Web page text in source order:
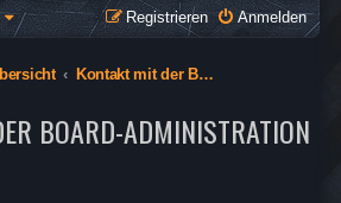
Anmelden
Registrieren
Kontakt mit der Board-Administration aufnehmen
BOARD-ADMINISTRATION